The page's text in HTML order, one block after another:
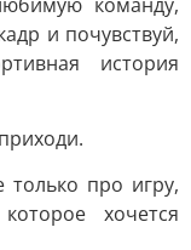
и почувствуй,
история
про игру,
хочется